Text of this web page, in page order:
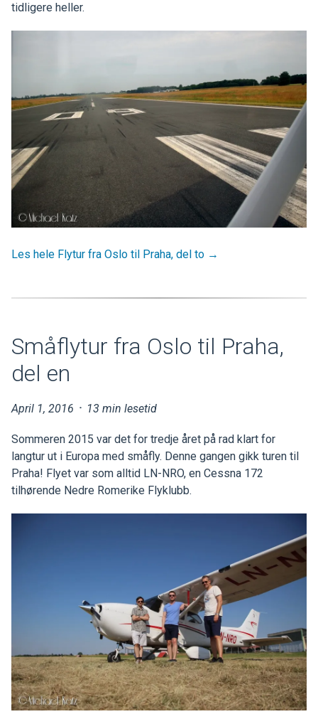
tidligere heller.
Les hele Flytur fra Oslo til Praha, del to →
Småflytur fra Oslo til Praha,
del en
April 1, 2016 · 13 min lesetid
Sommeren 2015 var det for tredje året på rad klart for
langtur ut i Europa med småfly. Denne gangen gikk turen til
Praha! Flyet var som alltid LN-NRO, en Cessna 172
tilhørende Nedre Romerike Flyklubb.